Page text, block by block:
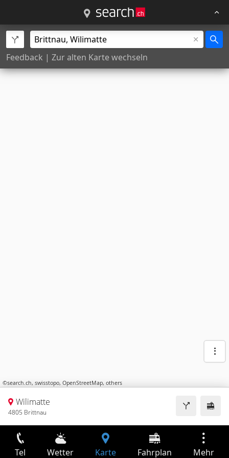
Feedback | Zur alten Karte wechseln
©search.ch, swisstopo, OpenStreetMap, others
Wilimatte
4805 Brittnau
Tel Wetter Karte Fahrplan Mehr